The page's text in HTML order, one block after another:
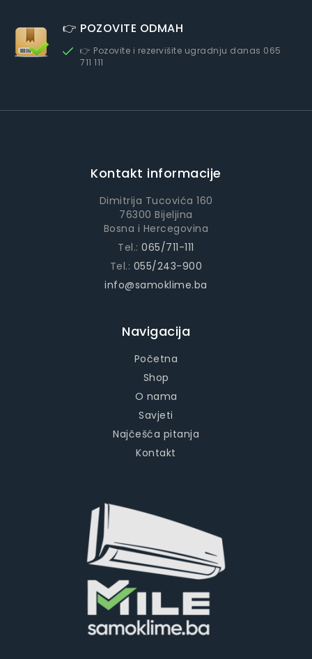
👉 POZOVITE ODMAH
👉 Pozovite i rezervišite ugradnju danas 065
711 111
Kontakt informacije
Dimitrija Tucovića 160
76300 Bijeljina
Bosna i Hercegovina
Tel.:065/711-111
Tel.: 055/243-900
info@samoklime.ba
Navigacija
Početna
Shop
O nama
Savjeti
Najčešća pitanja
Kontakt